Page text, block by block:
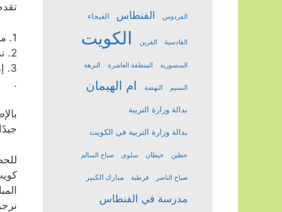
1. متابعة مستمرة للطلاب في مادة لغة انجليزي طوال العام الدراسي في منطقة مبارك العبدالله .
2. تدريس جميع مناهج انجليزي لجميع المراحل الدراسية .
3.
.
الفردوس الفنطاس الفيحاء
القادسية القرين الكويت
المنصورية المنطقة العاشرة النزهة
النسيم النهضة ام الهيمان
بدالة وزارة التربية
بدالة وزارة التربية في الكويت
حطين خيطان سلوى صباح السالم
صباح الناصر قرطبة مبارك الكبير
مدرسة في الفنطاس